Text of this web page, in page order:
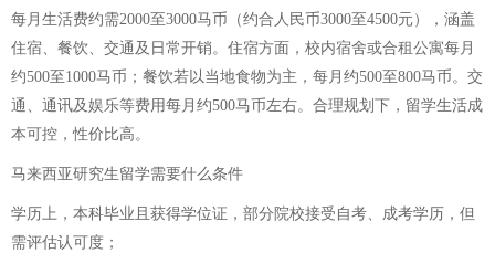
每月生活费约需2000至3000马币（约合人民币3000至4500元），涵盖
住宿、餐饮、交通及日常开销。住宿方面，校内宿舍或合租公寓每月
约500至1000马币；餐饮若以当地食物为主，每月约500至800马币。交
通、通讯及娱乐等费用每月约500马币左右。合理规划下，留学生活成
本可控，性价比高。
马来西亚研究生留学需要什么条件
学历上，本科毕业且获得学位证，部分院校接受自考、成考学历，但
需评估认可度；